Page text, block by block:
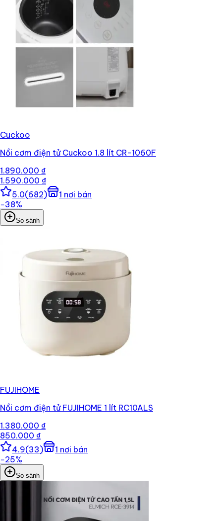
Cuckoo
Nồi cơm điện tử Cuckoo 1.8 lít CR-1060F
1.890.000 ₫
1.590.000 ₫
5.0(682) 1 nơi bán
−38%
So sánh
FUJIHOME
Nồi cơm điện tử FUJIHOME 1 lít RC10ALS
1.380.000 ₫
850.000 ₫
4.9(33) 1 nơi bán
−25%
So sánh